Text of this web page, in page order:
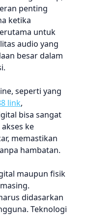
penting
ketika
untuk
audio yang
besar dalam
seperti yang
link,
bisa sangat
ke
memastikan
hambatan.
maupun fisik
didasarkan
Teknologi